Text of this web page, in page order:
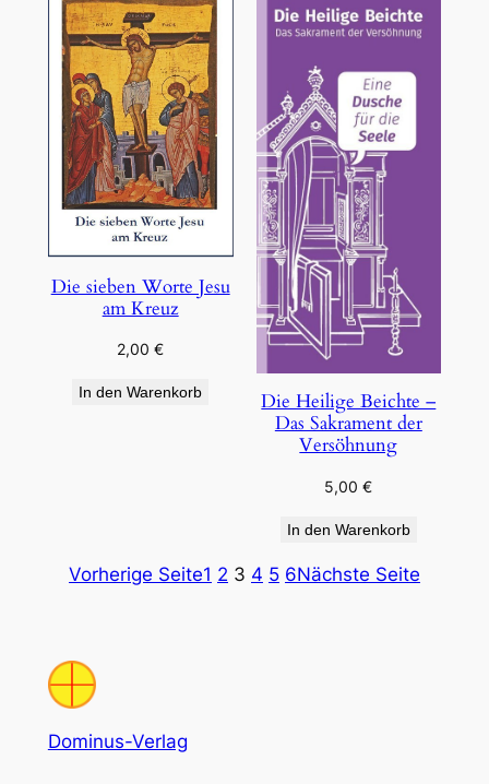
Die sieben Worte Jesu
am Kreuz
2,00€
In den Warenkorb
Die Heilige Beichte –
Das Sakrament der
Versöhnung
5,00€
In den Warenkorb
Vorherige Seite1 2 3 4 5 6Nächste Seite
Dominus-Verlag